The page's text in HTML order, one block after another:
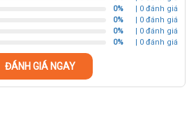
0%
| 0 đánh giá
0%
| 0 đánh giá
0%
| 0 đánh giá
0% | 0 đánh giá
ĐÁNH GIÁ NGAY